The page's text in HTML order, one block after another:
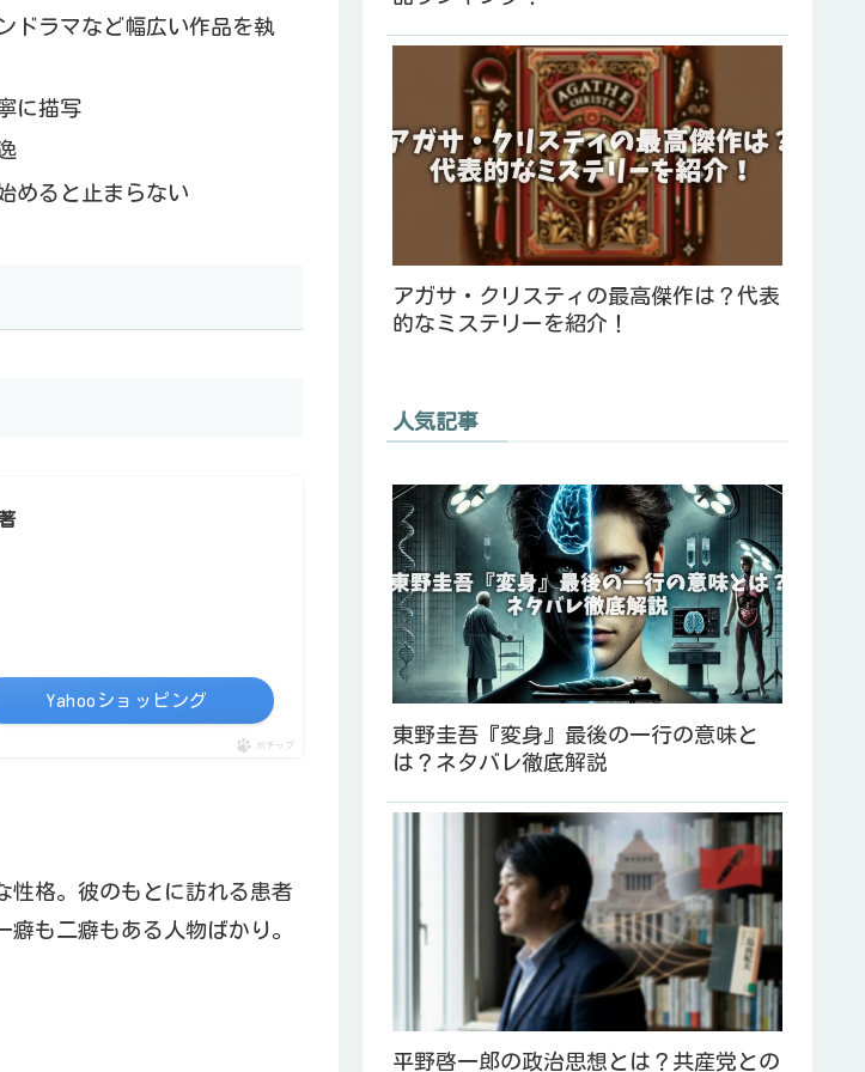
ドラマなど幅広い作品を執
に描写
めると止まらない
Yahooショッピング
ポチップ
性格。彼のもとに訪れる患者
も二癖もある人物ばかり。
アガサ・クリスティの最高傑作は？代表
的なミステリーを紹介！
人気記事
東野圭吾『変身』最後の一行の意味と
は？ネタバレ徹底解説
平野啓一郎の政治思想とは？共産党との